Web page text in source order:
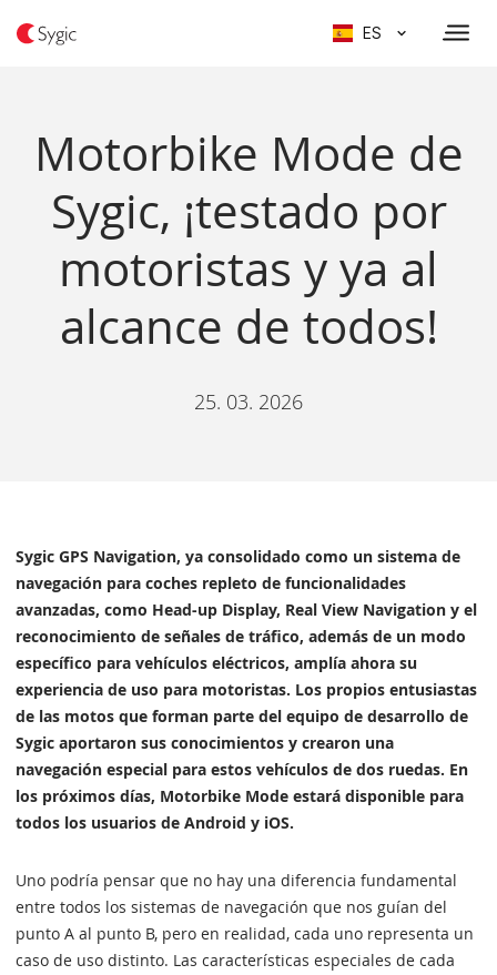
ES
Motorbike Mode de
Sygic, ¡testado por
motoristas y ya al
alcance de todos!
25. 03. 2026
Sygic GPS Navigation, ya consolidado como un sistema de
navegación para coches repleto de funcionalidades
avanzadas, como Head-up Display, Real View Navigation y el
reconocimiento de señales de tráfico, además de un modo
específico para vehículos eléctricos, amplía ahora su
experiencia de uso para motoristas. Los propios entusiastas
de las motos que forman parte del equipo de desarrollo de
Sygic aportaron sus conocimientos y crearon una
navegación especial para estos vehículos de dos ruedas. En
los próximos días, Motorbike Mode estará disponible para
todos los usuarios de Android y iOS.
Uno podría pensar que no hay una diferencia fundamental
entre todos los sistemas de navegación que nos guían del
punto A al punto B, pero en realidad, cada uno representa un
caso de uso distinto. Las características especiales de cada